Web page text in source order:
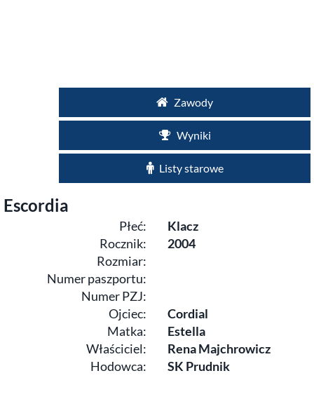
Zawody
Wyniki
Listy starowe
Escordia
Płeć:
Klacz
Rocznik:
2004
Rozmiar:
Numer paszportu:
Numer PZJ:
Ojciec:
Cordial
Matka:
Estella
Właściciel:
Rena Majchrowicz
Hodowca:
SK Prudnik